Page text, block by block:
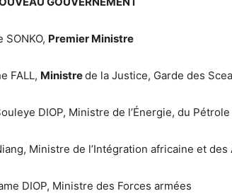
SONKO, Premier Ministre
FALL, Ministrede la Justice, Garde des
DIOP, Ministre de l’Énergie, du
Ministre de l’Intégration africaine et
DIOP, Ministre des Forces armées